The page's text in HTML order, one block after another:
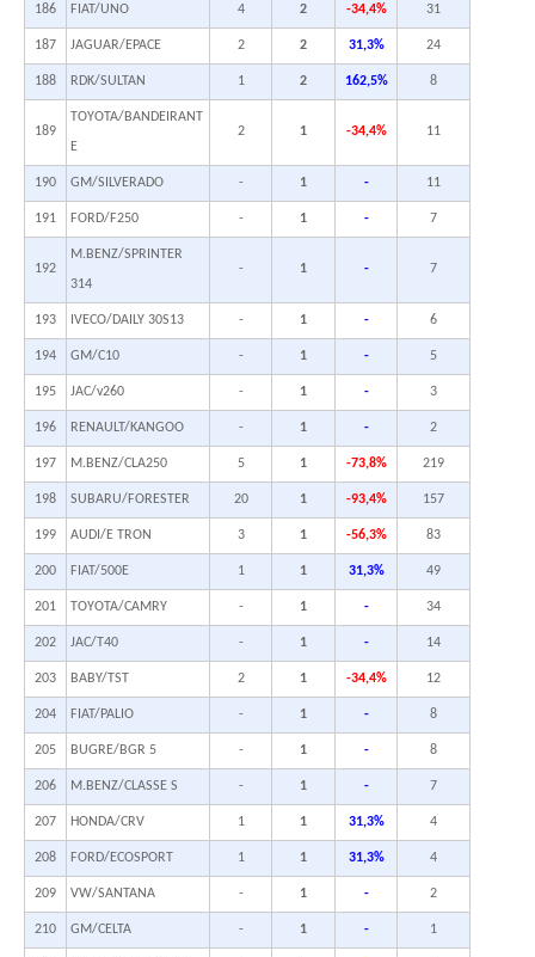
186 FIAT/UNO 4 2 -34,4% 31
187 JAGUAR/EPACE 2 2 31,3% 24
188 RDK/SULTAN 1 2 162,5% 8
189
TOYOTA/BANDEIRANT
E
2 1 -34,4% 11
190 GM/SILVERADO - 1 - 11
191 FORD/F250 - 1 - 7
192
M.BENZ/SPRINTER
314
- 1 - 7
193 IVECO/DAILY 30S13 - 1 - 6
194 GM/C10 - 1 - 5
195 JAC/v260 - 1 - 3
196 RENAULT/KANGOO - 1 - 2
197 M.BENZ/CLA250 5 1 -73,8% 219
198 SUBARU/FORESTER 20 1 -93,4% 157
199 AUDI/E TRON 3 1 -56,3% 83
200 FIAT/500E 1 1 31,3% 49
201 TOYOTA/CAMRY - 1 - 34
202 JAC/T40 - 1 - 14
203 BABY/TST 2 1 -34,4% 12
204 FIAT/PALIO - 1 - 8
205 BUGRE/BGR 5 - 1 - 8
206 M.BENZ/CLASSE S - 1 - 7
207 HONDA/CRV 1 1 31,3% 4
208 FORD/ECOSPORT 1 1 31,3% 4
209 VW/SANTANA - 1 - 2
210 GM/CELTA - 1 - 1